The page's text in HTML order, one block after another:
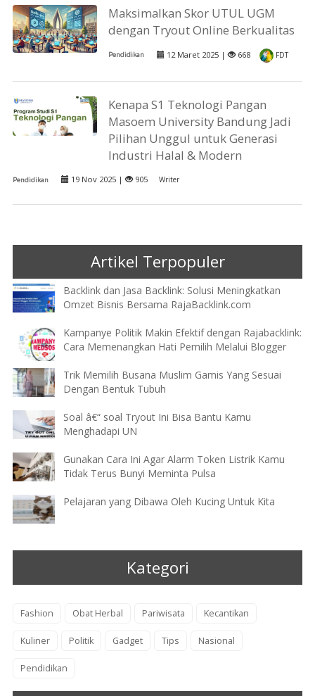
Maksimalkan Skor UTUL UGM
dengan Tryout Online Berkualitas
Pendidikan 12 Maret 2025 | 668 FDT
Kenapa S1 Teknologi Pangan
Masoem University Bandung Jadi
Pilihan Unggul untuk Generasi
Industri Halal & Modern
Pendidikan 19 Nov 2025 | 905 Writer
Artikel Terpopuler
Backlink dan Jasa Backlink: Solusi Meningkatkan
Omzet Bisnis Bersama RajaBacklink.com
Kampanye Politik Makin Efektif dengan Rajabacklink:
Cara Memenangkan Hati Pemilih Melalui Blogger
Trik Memilih Busana Muslim Gamis Yang Sesuai
Dengan Bentuk Tubuh
Soal â€“ soal Tryout Ini Bisa Bantu Kamu
Menghadapi UN
Gunakan Cara Ini Agar Alarm Token Listrik Kamu
Tidak Terus Bunyi Meminta Pulsa
Pelajaran yang Dibawa Oleh Kucing Untuk Kita
Kategori
Fashion Obat Herbal Pariwisata Kecantikan
Kuliner Politik Gadget Tips Nasional
Pendidikan